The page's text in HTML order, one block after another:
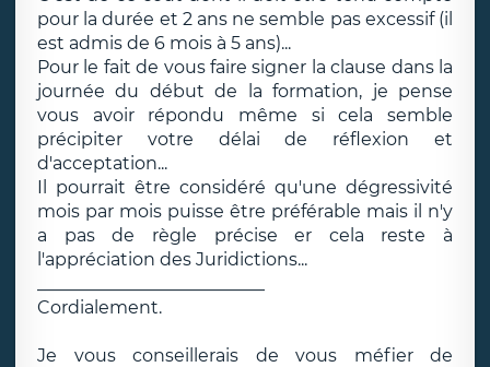
pour la durée et 2 ans ne semble pas excessif (il
est admis de 6 mois à 5 ans)...
Pour le fait de vous faire signer la clause dans la
journée du début de la formation, je pense
vous avoir répondu même si cela semble
précipiter votre délai de réflexion et
d'acceptation...
Il pourrait être considéré qu'une dégressivité
mois par mois puisse être préférable mais il n'y
a pas de règle précise er cela reste à
l'appréciation des Juridictions...
Cordialement.
Je vous conseillerais de vous méfier de